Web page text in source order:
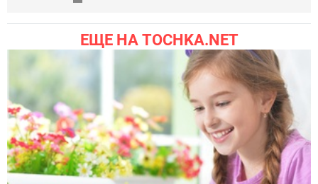
ЕЩЕ НА TOCHKA.NET